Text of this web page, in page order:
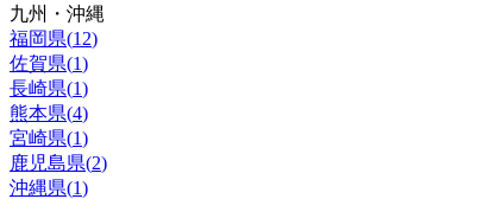
九州・沖縄
福岡県(12)
佐賀県(1)
長崎県(1)
熊本県(4)
宮崎県(1)
鹿児島県(2)
沖縄県(1)